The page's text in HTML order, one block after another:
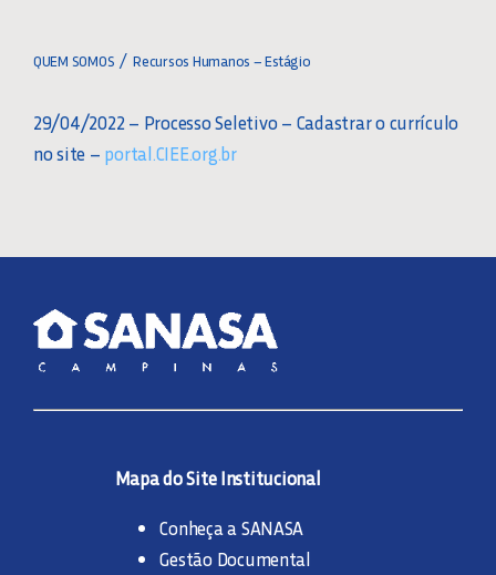
Toggle
Navigation
CONHEÇA A SANASA
O QUE FAZEMOS
PARCEIROS DE DESCONTOS
RECURSOS HUMANOS
QUEM SOMOS Recursos Humanos – Estágio
29/04/2022 – Processo Seletivo – Cadastrar o currículo
no site – portal.CIEE.org.br
Mapa do Site Institucional
Conheça a SANASA
Gestão Documental